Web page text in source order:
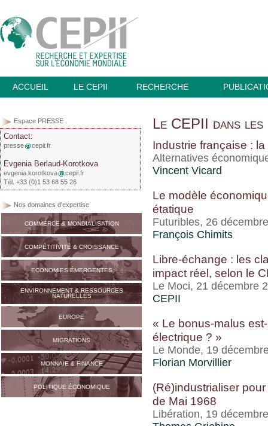
ACCUEIL LE CEPII RECHERCHE
Espace PRESSE
Contact:
presse cepii.fr
Evgenia Berlaud-Korotkova
evgenia.korotkova
cepii.fr
Tél. +33 (0)1 53 68 55 26
Nos domaines d'expertise
COMMERCE & MONDIALISATION
COMPÉTITIVITÉ & CROISSANCE
ECONOMIES ÉMERGENTES
ENVIRONNEMENT & RESSOURCES
NATURELLES
EUROPE
MIGRATIONS
MONNAIE & FINANCE
POLITIQUE ÉCONOMIQUE
Le CEPII dans les
Industrie française :
Alternatives
Vincent Vicard
Le modèle
étatique
Futuribles, 26
François Chimits
Libre-échange : les
impact réel, selon le
Le Moci, 21 décembre
CEPII
« Le bonus-malus
électrique ? »
Le Monde, 19
Florian Morvillier
(Ré)industrialiser
de Mai 1968
Libération, 19